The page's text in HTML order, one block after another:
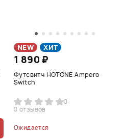
NEW ХИТ
1 890 ₽
Футсвитч HOTONE Ampero
Switch
0
0 отзывов
Ожидается